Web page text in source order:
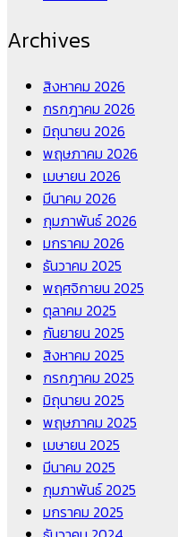
Archives
สิงหาคม 2026
กรกฎาคม 2026
มิถุนายน 2026
พฤษภาคม 2026
เมษายน 2026
มีนาคม 2026
กุมภาพันธ์ 2026
มกราคม 2026
ธันวาคม 2025
พฤศจิกายน 2025
ตุลาคม 2025
กันยายน 2025
สิงหาคม 2025
กรกฎาคม 2025
มิถุนายน 2025
พฤษภาคม 2025
เมษายน 2025
มีนาคม 2025
กุมภาพันธ์ 2025
มกราคม 2025